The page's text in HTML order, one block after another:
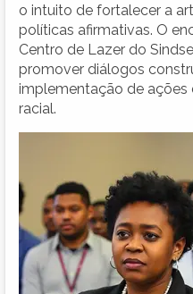
o intuito de fortalecer a
políticas afirmativas. O
Centro de Lazer do
promover diálogos
implementação de ações
racial.